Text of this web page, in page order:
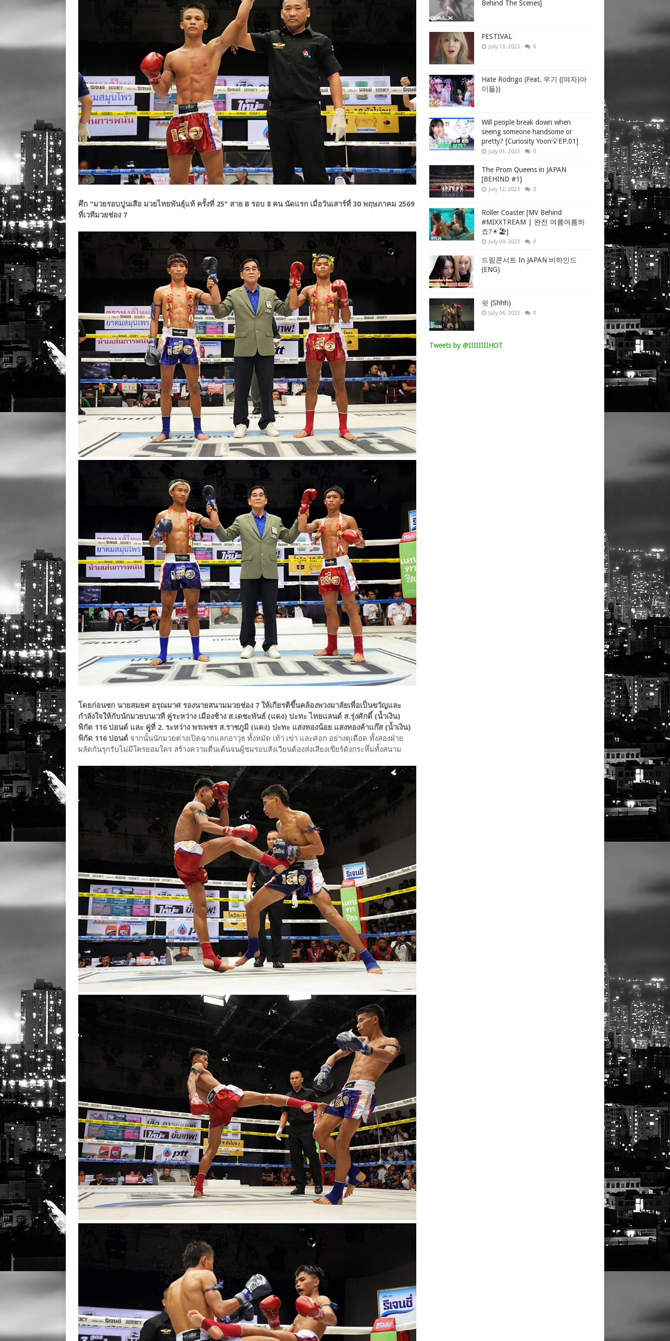
ศึก "มวยรอบปูนเสือ มวยไทยพันธุ์แท้ ครั้งที่ 25" สาย B รอบ 8 คน นัดแรก เมื่อวันเสาร์ที่ 30 พฤษภาคม 2569
ที่เวทีมวยช่อง 7
โดยก่อนชก นายสมยศ อรุณมาศ รองนายสนามมวยช่อง 7 ให้เกียรติขึ้นคล้องพวงมาลัยเพื่อเป็นขวัญและ
กำลังใจให้กับนักมวยบนเวที คู่ระหว่าง เมืองช้าง ส.เดชะพันธ์ (แดง) ปะทะ ไทยแลนด์ ส.รุ่งศักดิ์ (น้ำเงิน)
พิกัด 116 ปอนด์ และ คู่ที่ 2. ระหว่าง พรเพชร ส.ราชภูมิ (แดง) ปะทะ แสงทองน้อย แสงทองค้าแก๊ส (น้ำเงิน)
พิกัด 116 ปอนด์ จากนั้นนักมวยต่างเปิดฉากแลกอาวุธ ทั้งหมัด เท้า เข่า และศอก อย่างดุเดือด ทั้งสองฝ่าย
ผลัดกันรุกรับไม่มีใครยอมใคร สร้างความตื่นเต้นจนผู้ชมรอบสังเวียนต้องส่งเสียงเขียร์ดังกระหึ่มทั้งสนาม
Behind The Scenes]
FESTIVAL
July 13, 2023 0
Hate Rodrigo (Feat. 우기 ((여자)아
이들))
Will people break down when
seeing someone handsome or
pretty? [Curiosity Yoon💡EP.01]
July 01, 2023 0
The Prom Queens in JAPAN
[BEHIND #1]
July 12, 2023 0
Roller Coaster [MV Behind
#MIXXTREAM | 완전 여름여름하
죠?☀🏖]
July 09, 2023 0
드림콘서트 In JAPAN 비하인드
(ENG)
쉿 (Shhh)
July 06, 2023 0
Tweets by @IIIIIIIIHOT